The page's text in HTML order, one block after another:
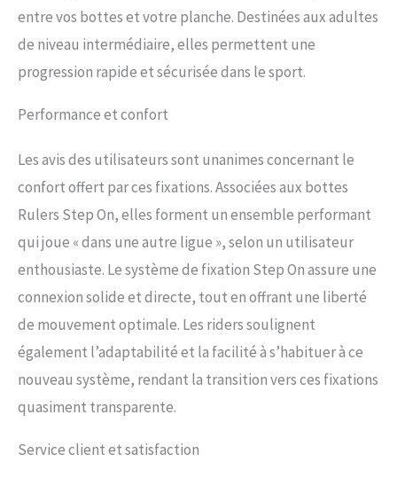
entre vos bottes et votre planche. Destinées aux adultes
de niveau intermédiaire, elles permettent une
progression rapide et sécurisée dans le sport.
Performance et confort
Les avis des utilisateurs sont unanimes concernant le
confort offert par ces fixations. Associées aux bottes
Rulers Step On, elles forment un ensemble performant
qui joue « dans une autre ligue », selon un utilisateur
enthousiaste. Le système de fixation Step On assure une
connexion solide et directe, tout en offrant une liberté
de mouvement optimale. Les riders soulignent
également l’adaptabilité et la facilité à s’habituer à ce
nouveau système, rendant la transition vers ces fixations
quasiment transparente.
Service client et satisfaction